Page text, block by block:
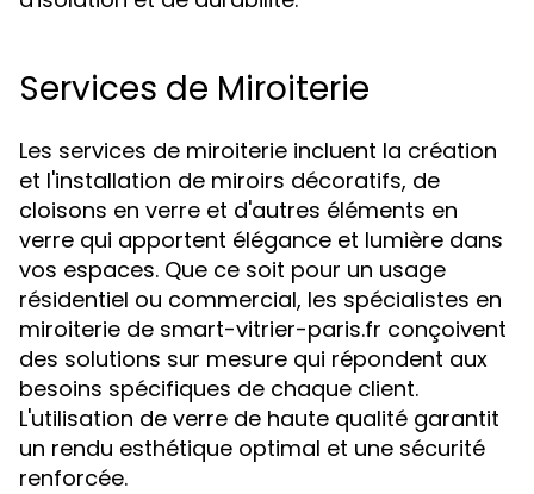
Services de Miroiterie
Les services de miroiterie incluent la création
et l'installation de miroirs décoratifs, de
cloisons en verre et d'autres éléments en
verre qui apportent élégance et lumière dans
vos espaces. Que ce soit pour un usage
résidentiel ou commercial, les spécialistes en
miroiterie de smart-vitrier-paris.fr conçoivent
des solutions sur mesure qui répondent aux
besoins spécifiques de chaque client.
L'utilisation de verre de haute qualité garantit
un rendu esthétique optimal et une sécurité
renforcée.